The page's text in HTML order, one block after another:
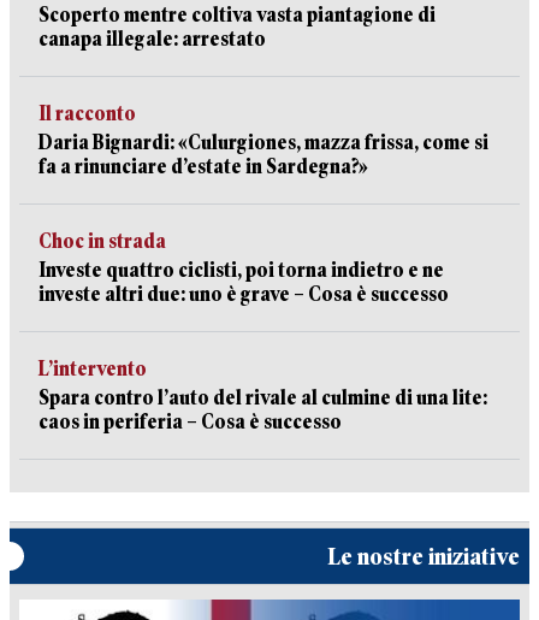
Scoperto mentre coltiva vasta piantagione di
canapa illegale: arrestato
Il racconto
Daria Bignardi: «Culurgiones, mazza frissa, come si
fa a rinunciare d’estate in Sardegna?»
Choc in strada
Investe quattro ciclisti, poi torna indietro e ne
investe altri due: uno è grave – Cosa è successo
L’intervento
Spara contro l’auto del rivale al culmine di una lite:
caos in periferia – Cosa è successo
Le nostre iniziative